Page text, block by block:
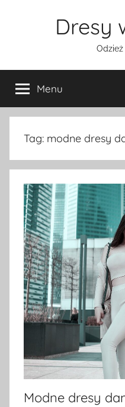
Dresy
Odzież
Menu
Tag: modne dresy
Modne dresy